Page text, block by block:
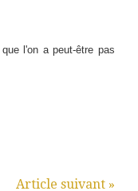
l'on a peut-être pas
Article suivant »